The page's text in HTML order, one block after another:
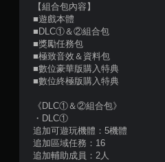
【組合包內容】
■遊戲本體
■DLC①＆②組合包
■獎勵任務包
■極致音效＆資料包
■數位豪華版購入特典
■數位終極版購入特典
《DLC①＆②組合包》
・DLC①
追加可遊玩機體：5機體
追加區域任務：16
追加輔助成員：2人